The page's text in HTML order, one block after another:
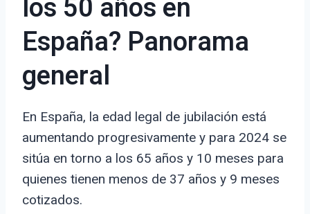
los 50 años en
España? Panorama
general
En España, la edad legal de jubilación está
aumentando progresivamente y para 2024 se
sitúa en torno a los 65 años y 10 meses para
quienes tienen menos de 37 años y 9 meses
cotizados.